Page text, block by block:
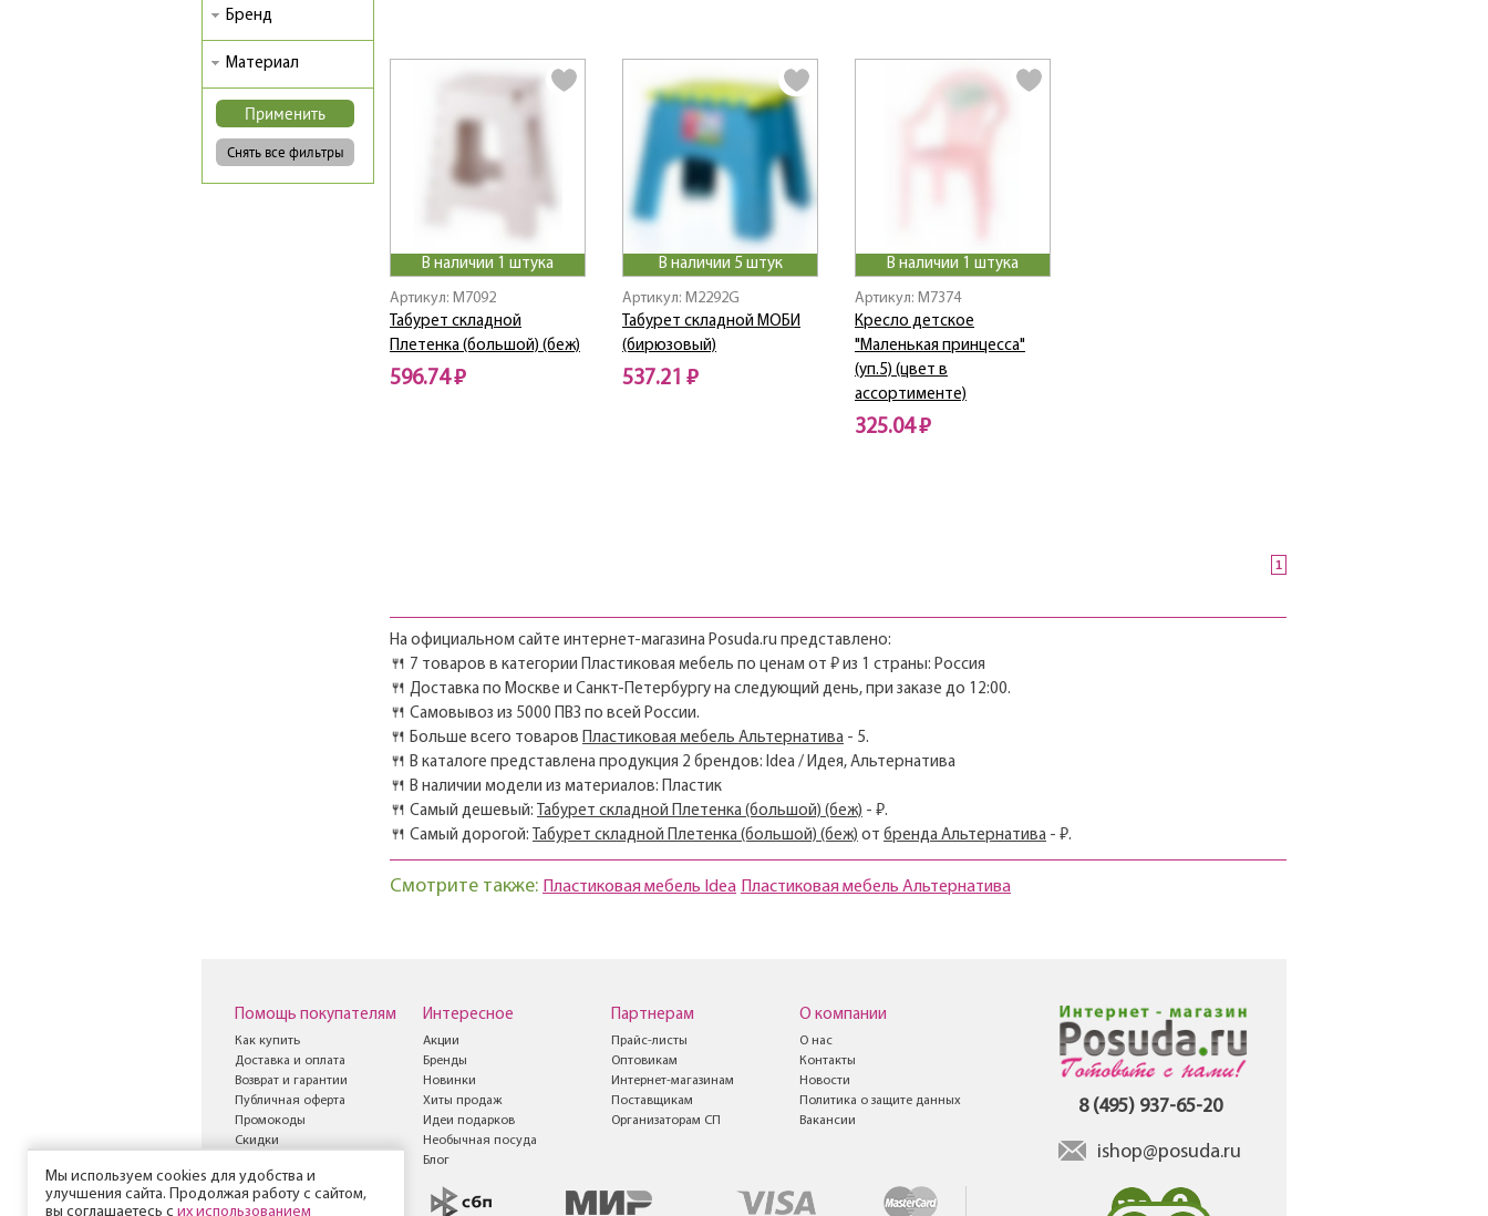
Бренд
Материал
В наличии 1 штука
Артикул: M7092
Табурет складной
Плетенка (большой) (беж)
596.74 ₽
В наличии 5 штук
Артикул: M2292G
Табурет складной МОБИ
(бирюзовый)
537.21 ₽
В наличии 1 штука
Артикул: M7374
Кресло детское
"Маленькая принцесса"
(уп.5) (цвет в
ассортименте)
325.04 ₽
1
На официальном сайте интернет-магазина Posuda.ru представлено:
🍴 7 товаров в категории Пластиковая мебель по ценам от ₽ из 1 страны: Россия
🍴 Доставка по Москве и Санкт-Петербургу на следующий день, при заказе до 12:00.
🍴 Самовывоз из 5000 ПВЗ по всей России.
🍴 Больше всего товаров Пластиковая мебель Альтернатива - 5.
🍴 В каталоге представлена продукция 2 брендов: Idea / Идея, Альтернатива
🍴 В наличии модели из материалов: Пластик
🍴 Самый дешевый: Табурет складной Плетенка (большой) (беж) - ₽.
🍴 Самый дорогой: Табурет складной Плетенка (большой) (беж) от бренда Альтернатива - ₽.
Смотрите также: Пластиковая мебель Idea Пластиковая мебель Альтернатива
8 (495) 937-65-20
ishop@posuda.ru
Помощь покупателям
Как купить
Доставка и оплата
Возврат и гарантии
Публичная оферта
Промокоды
Скидки
предложений
Интересное
Акции
Бренды
Новинки
Хиты продаж
Идеи подарков
Необычная посуда
Блог
Партнерам
Прайс-листы
Оптовикам
Интернет-магазинам
Поставщикам
Организаторам СП
О компании
О нас
Контакты
Новости
Политика о защите данных
Вакансии
Мы используем cookies для удобства и
улучшения сайта. Продолжая работу с сайтом,
вы соглашаетесь с их использованием